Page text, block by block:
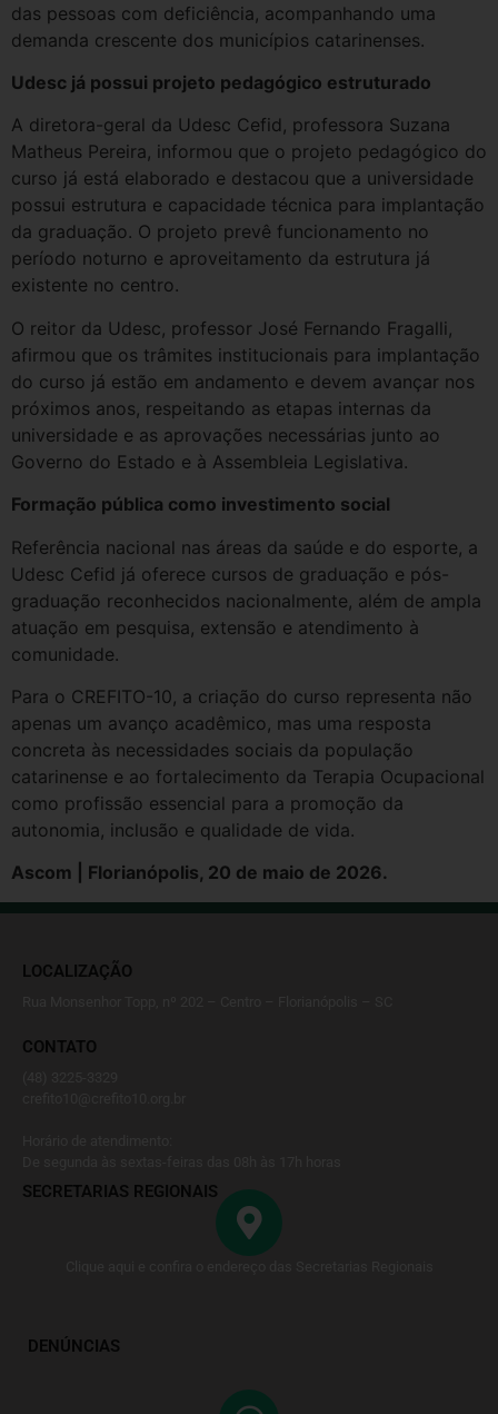
das pessoas com deficiência, acompanhando uma
demanda crescente dos municípios catarinenses.
Udesc já possui projeto pedagógico estruturado
A diretora-geral da Udesc Cefid, professora Suzana
Matheus Pereira, informou que o projeto pedagógico do
curso já está elaborado e destacou que a universidade
possui estrutura e capacidade técnica para implantação
da graduação. O projeto prevê funcionamento no
período noturno e aproveitamento da estrutura já
existente no centro.
O reitor da Udesc, professor José Fernando Fragalli,
afirmou que os trâmites institucionais para implantação
do curso já estão em andamento e devem avançar nos
próximos anos, respeitando as etapas internas da
universidade e as aprovações necessárias junto ao
Governo do Estado e à Assembleia Legislativa.
Formação pública como investimento social
Referência nacional nas áreas da saúde e do esporte, a
Udesc Cefid já oferece cursos de graduação e pós-
graduação reconhecidos nacionalmente, além de ampla
atuação em pesquisa, extensão e atendimento à
comunidade.
Para o CREFITO-10, a criação do curso representa não
apenas um avanço acadêmico, mas uma resposta
concreta às necessidades sociais da população
catarinense e ao fortalecimento da Terapia Ocupacional
como profissão essencial para a promoção da
autonomia, inclusão e qualidade de vida.
Ascom | Florianópolis, 20 de maio de 2026.
LOCALIZAÇÃO
CONTATO
SECRETARIAS REGIONAIS
DENÚNCIAS